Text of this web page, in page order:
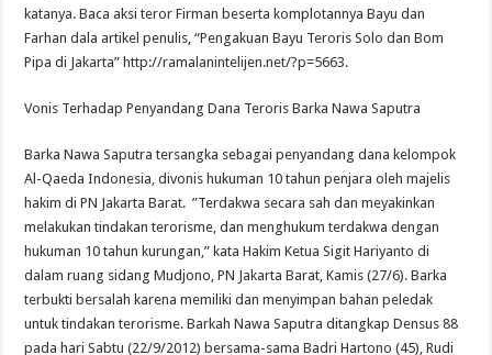
katanya. Baca aksi teror Firman beserta komplotannya Bayu dan
Farhan dala artikel penulis, “Pengakuan Bayu Teroris Solo dan Bom
Pipa di Jakarta” http://ramalanintelijen.net/?p=5663.
Vonis Terhadap Penyandang Dana Teroris Barka Nawa Saputra
Barka Nawa Saputra tersangka sebagai penyandang dana kelompok
Al-Qaeda Indonesia, divonis hukuman 10 tahun penjara oleh majelis
hakim di PN Jakarta Barat. ”Terdakwa secara sah dan meyakinkan
melakukan tindakan terorisme, dan menghukum terdakwa dengan
hukuman 10 tahun kurungan,” kata Hakim Ketua Sigit Hariyanto di
dalam ruang sidang Mudjono, PN Jakarta Barat, Kamis (27/6). Barka
terbukti bersalah karena memiliki dan menyimpan bahan peledak
untuk tindakan terorisme. Barkah Nawa Saputra ditangkap Densus 88
pada hari Sabtu (22/9/2012) bersama-sama Badri Hartono (45), Rudi